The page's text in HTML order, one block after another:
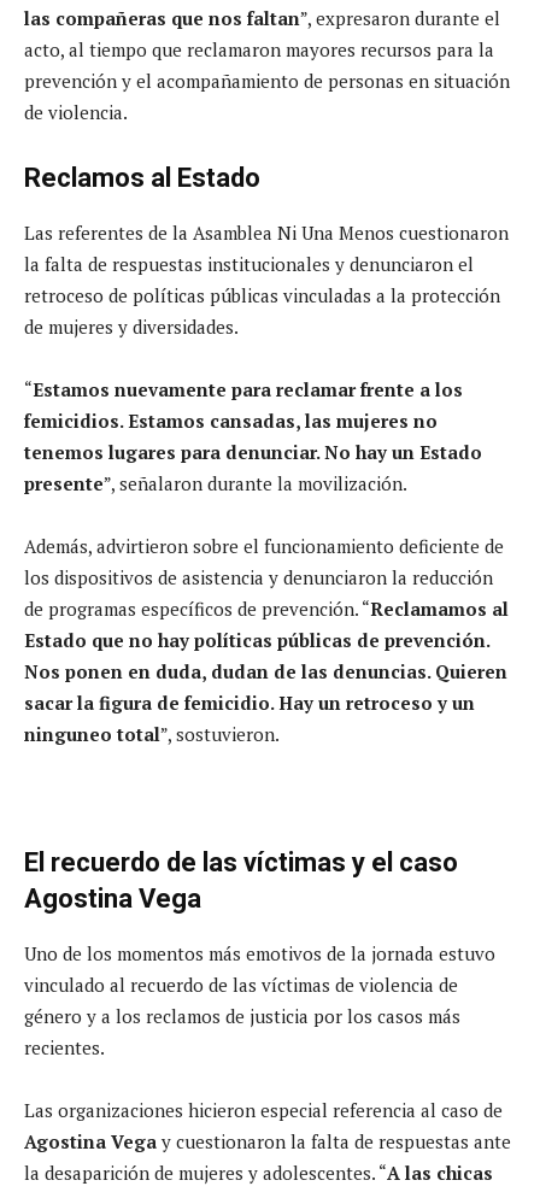
las compañeras que nos faltan”, expresaron durante el
acto, al tiempo que reclamaron mayores recursos para la
prevención y el acompañamiento de personas en situación
de violencia.
Reclamos al Estado
Las referentes de la Asamblea Ni Una Menos cuestionaron
la falta de respuestas institucionales y denunciaron el
retroceso de políticas públicas vinculadas a la protección
de mujeres y diversidades.
“Estamos nuevamente para reclamar frente a los
femicidios. Estamos cansadas, las mujeres no
tenemos lugares para denunciar. No hay un Estado
presente”, señalaron durante la movilización.
Además, advirtieron sobre el funcionamiento deficiente de
los dispositivos de asistencia y denunciaron la reducción
de programas específicos de prevención. “Reclamamos al
Estado que no hay políticas públicas de prevención.
Nos ponen en duda, dudan de las denuncias. Quieren
sacar la figura de femicidio. Hay un retroceso y un
ninguneo total”, sostuvieron.
El recuerdo de las víctimas y el caso
Agostina Vega
Uno de los momentos más emotivos de la jornada estuvo
vinculado al recuerdo de las víctimas de violencia de
género y a los reclamos de justicia por los casos más
recientes.
Las organizaciones hicieron especial referencia al caso de
Agostina Vega y cuestionaron la falta de respuestas ante
la desaparición de mujeres y adolescentes. “A las chicas